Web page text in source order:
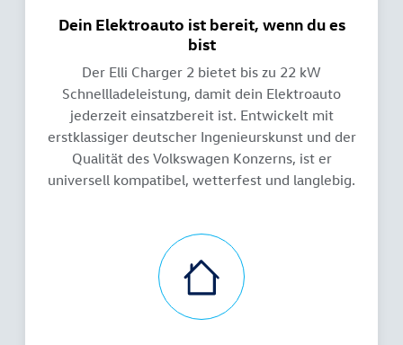
Dein Elektroauto ist bereit, wenn du es
bist
Der Elli Charger 2 bietet bis zu 22 kW
Schnellladeleistung, damit dein Elektroauto
jederzeit einsatzbereit ist. Entwickelt mit
erstklassiger deutscher Ingenieurskunst und der
Qualität des Volkswagen Konzerns, ist er
universell kompatibel, wetterfest und langlebig.